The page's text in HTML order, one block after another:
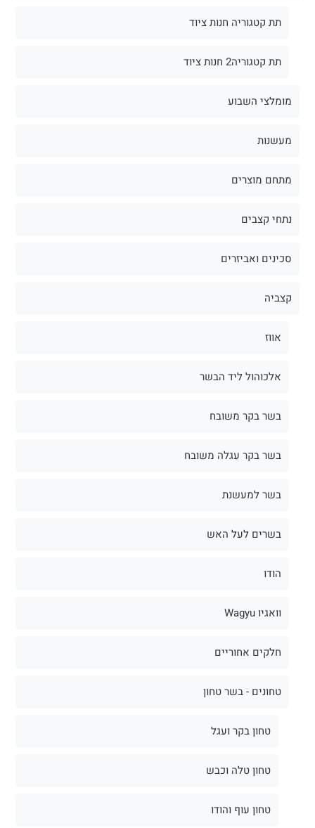
תת קטגוריה חנות ציוד
תת קטגוריה2 חנות ציוד
מומלצי השבוע
מעשנות
מתחם מוצרים
נתחי קצבים
סכינים ואביזרים
קצביה
אווז
אלכוהול ליד הבשר
בשר בקר משובח
בשר בקר עגלה משובח
בשר למעשנת
בשרים לעל האש
הודו
וואגיו Wagyu
חלקים אחוריים
טחונים - בשר טחון
טחון בקר ועגל
טחון טלה וכבש
טחון עוף והודו